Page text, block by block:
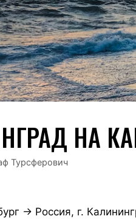
НА
Турсферович
→ Россия, г.